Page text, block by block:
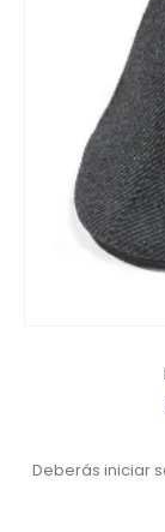
Deberás iniciar